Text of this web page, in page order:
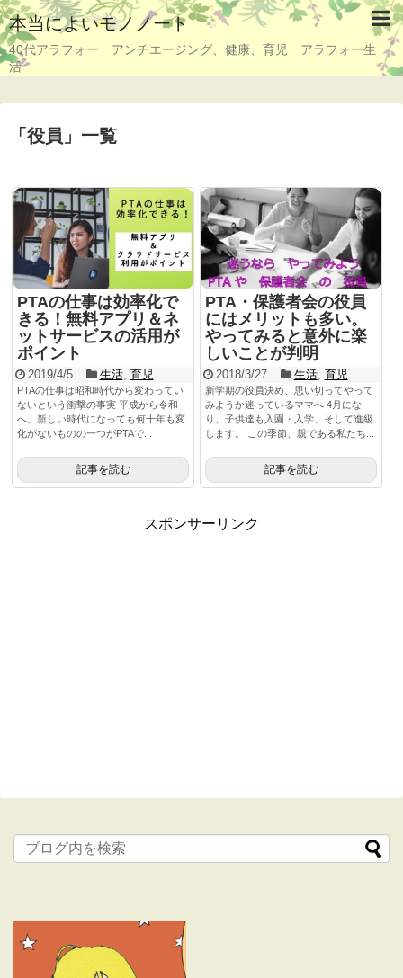
本当によいモノノート
40代アラフォー アンチエージング、健康、育児 アラフォー生
活
「 役員 」 一覧
PTAの仕事は効率化で
きる！無料アプリ＆ネ
ットサービスの活用が
ポイント
2019/4/5 生活, 育児
PTAの仕事は昭和時代から変わってい
ないという衝撃の事実 平成から令和
へ。新しい時代になっても何十年も変
化がないものの一つがPTAで...
記事を読む
PTA・保護者会の役員
にはメリットも多い。
やってみると意外に楽
しいことが判明
2018/3/27 生活, 育児
新学期の役員決め、思い切ってやって
みようか迷っているママへ 4月にな
り、子供達も入園・入学、そして進級
します。 この季節、親である私たち...
記事を読む
スポンサーリンク